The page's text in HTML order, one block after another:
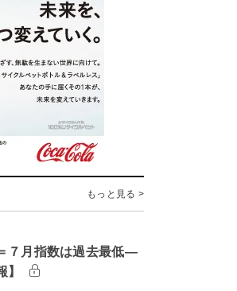
もっと見る >
７月指数は過去最低―
】